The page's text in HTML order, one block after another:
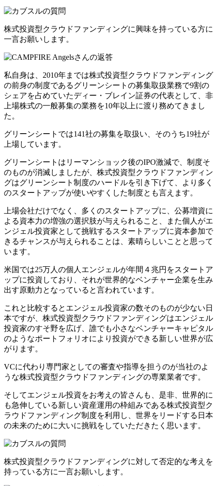
株式投資型クラウドファンディングに興味を持っている方に
一言お願いします。
私自身は、2010年までは株式投資型クラウドファンディング
の前身の制度であるグリーンシートの募集取扱業務で9割の
シェアを占めていたディー・ブレイン証券の代表として、非
上場株式の一般募集の業務を10年以上に渡り務めて きまし
た。
グリーンシートでは141社の募集を取扱い、そのうち19社が
上場しています。
グリーンシートはリーマンショック後のIPO激減で、制度そ
のものが消滅しましたが、 株式投資型クラウドファンディン
グはグリーンシート制度のハードルを引き下げて、より多く
のスタートアップが使いやすくした制度とも言えます。
上場会社だけでなく、 多くのスタートアップに、公募増資に
よる資本力の増強の選択肢が与えられる こと、また個人がエ
ンジェル投資家として挑戦するスタートアップに資本参加で
きるチャンスが与えられる ことは、素晴らしいことと思って
います。
米国では25万人の個人エンジェルが年間４兆円をスタートア
ップに投資しており、それが世界的なベンチャー企業を生み
出す原動力となっていると言われています。
これと比較するとエンジェル投資家の数そのものが少ない日
本ですが、株式投資型クラウドファンディングはエンジェル
投資家のすそ野を広げ、誰でも小さなベンチャーキャピタル
のようなポートフォリオにより投資ができる新しい世界が広
がります。
VCに代わり専門家としての審査や指導を担うのが当社のよ
うな株式投資型クラウドファンディングの専業業者です。
そしてエンジェル投資をお考えの皆さんも、是非、世界的に
も急伸している新しい資産運用の枠組みである株式投資型ク
ラウドファンディング制度を利用し、世界をリードする日本
の未来のために大いに挑戦をしていただきたく思います。
株式投資型クラウドファンディングに対して否定的な考えを
持っている方に一言お願いします。